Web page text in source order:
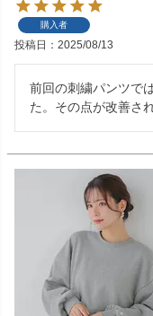
購入者
投稿日 2025/08/13
前回の刺繍パンツで
た。その点が改善さ